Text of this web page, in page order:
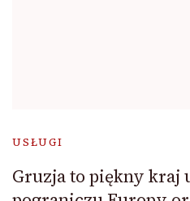
USŁUGI
Gruzja to piękny kraj